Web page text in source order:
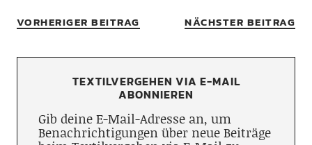
VORHERIGER BEITRAG NÄCHSTER BEITRAG
TEXTILVERGEHEN VIA E-MAIL
ABONNIEREN
Gib deine E-Mail-Adresse an, um
Benachrichtigungen über neue Beiträge